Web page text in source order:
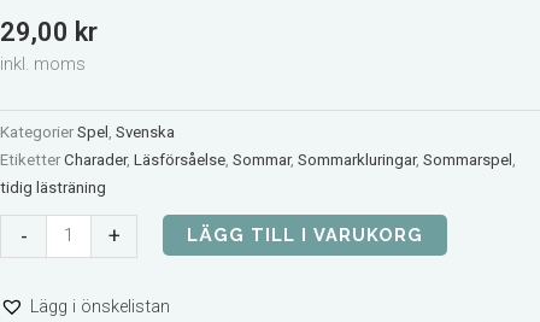
29,00 kr
inkl. moms
Kategorier Spel , Svenska
Etiketter Charader, Läsförsåelse, Sommar, Sommarkluringar, Sommarspel ,
tidig lästräning
-
Charader
med
mängd
+ LÄGG TILL I VARUKORG
Lägg i önskelistan